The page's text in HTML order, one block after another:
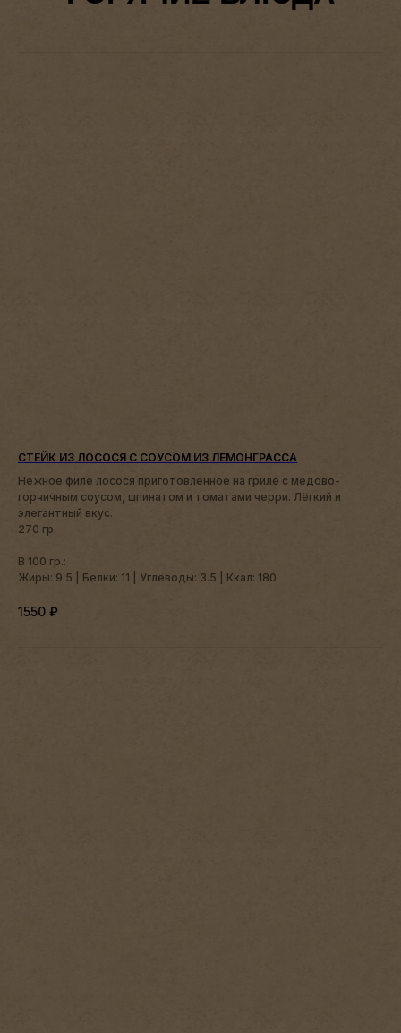
СТЕЙК ИЗ ЛОСОСЯ С СОУСОМ ИЗ ЛЕМОНГРАССА
Нежное филе лосося приготовленное на гриле с медово-
горчичным соусом, шпинатом и томатами черри. Лёгкий и
элегантный вкус.
270 гр.
В 100 гр.:
Жиры: 9.5 | Белки: 11 | Углеводы: 3.5 | Ккал: 180
1550 ₽